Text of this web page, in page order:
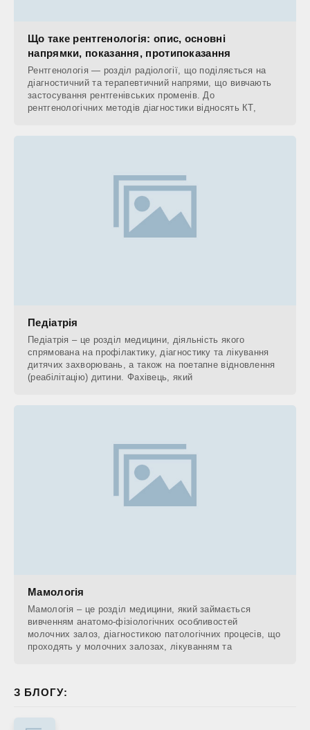
Що таке рентгенологія: опис, основні
напрямки, показання, протипоказання
Рентгенологія — розділ радіології, що поділяється на
діагностичний та терапевтичний напрями, що вивчають
застосування рентгенівських променів. До
рентгенологічних методів діагностики відносять КТ,
Педіатрія
Педіатрія – це розділ медицини, діяльність якого
спрямована на профілактику, діагностику та лікування
дитячих захворювань, а також на поетапне відновлення
(реабілітацію) дитини. Фахівець, який
Мамологія
Мамологія – це розділ медицини, який займається
вивченням анатомо-фізіологічних особливостей
молочних залоз, діагностикою патологічних процесів, що
проходять у молочних залозах, лікуванням та
З БЛОГУ: